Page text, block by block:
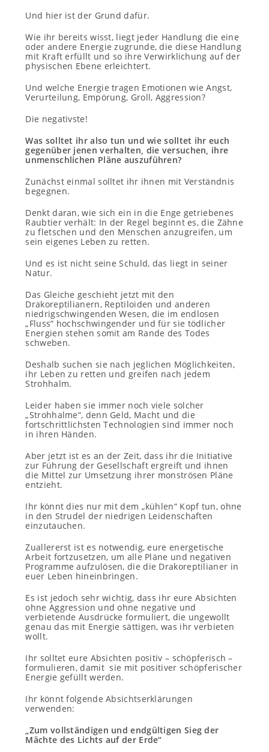
Und hier ist der Grund dafür.
Wie ihr bereits wisst, liegt jeder Handlung die eine
oder andere Energie zugrunde, die diese Handlung
mit Kraft erfüllt und so ihre Verwirklichung auf der
physischen Ebene erleichtert.
Und welche Energie tragen Emotionen wie Angst,
Verurteilung, Empörung, Groll, Aggression?
Die negativste!
Was solltet ihr also tun und wie solltet ihr euch
gegenüber jenen verhalten, die versuchen, ihre
unmenschlichen Pläne auszuführen?
Zunächst einmal solltet ihr ihnen mit Verständnis
begegnen.
Denkt daran, wie sich ein in die Enge getriebenes
Raubtier verhält: In der Regel beginnt es, die Zähne
zu fletschen und den Menschen anzugreifen, um
sein eigenes Leben zu retten.
Und es ist nicht seine Schuld, das liegt in seiner
Natur.
Das Gleiche geschieht jetzt mit den
Drakoreptilianern, Reptiloiden und anderen
niedrigschwingenden Wesen, die im endlosen
„Fluss“ hochschwingender und für sie tödlicher
Energien stehen somit am Rande des Todes
schweben.
Deshalb suchen sie nach jeglichen Möglichkeiten,
ihr Leben zu retten und greifen nach jedem
Strohhalm.
Leider haben sie immer noch viele solcher
„Strohhalme“, denn Geld, Macht und die
fortschrittlichsten Technologien sind immer noch
in ihren Händen.
Aber jetzt ist es an der Zeit, dass ihr die Initiative
zur Führung der Gesellschaft ergreift und ihnen
die Mittel zur Umsetzung ihrer monströsen Pläne
entzieht.
Ihr könnt dies nur mit dem „kühlen“ Kopf tun, ohne
in den Strudel der niedrigen Leidenschaften
einzutauchen.
Zuallererst ist es notwendig, eure energetische
Arbeit fortzusetzen, um alle Pläne und negativen
Programme aufzulösen, die die Drakoreptilianer in
euer Leben hineinbringen.
Es ist jedoch sehr wichtig, dass ihr eure Absichten
ohne Aggression und ohne negative und
verbietende Ausdrücke formuliert, die ungewollt
genau das mit Energie sättigen, was ihr verbieten
wollt.
Ihr solltet eure Absichten positiv – schöpferisch –
formulieren, damit sie mit positiver schöpferischer
Energie gefüllt werden.
Ihr könnt folgende Absichtserklärungen
verwenden:
„Zum vollständigen und endgültigen Sieg der
Mächte des Lichts auf der Erde“